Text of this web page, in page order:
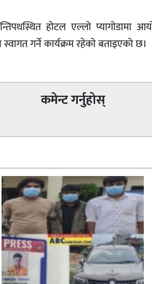
होटल एल्लो प्यागोडामा
गर्ने कार्यक्रम रहेको बताइएको छ।
कमेन्ट गर्नुहोस्